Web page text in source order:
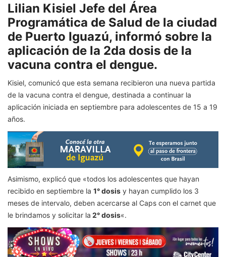
Lilian Kisiel Jefe del Área
Programática de Salud de la ciudad
de Puerto Iguazú, informó sobre la
aplicación de la 2da dosis de la
vacuna contra el dengue.
Kisiel, comunicó que esta semana recibieron una nueva partida
de la vacuna contra el dengue, destinada a continuar la
aplicación iniciada en septiembre para adolescentes de 15 a 19
años.
Asimismo, explicó que «todos los adolescentes que hayan
recibido en septiembre la 1° dosis y hayan cumplido los 3
meses de intervalo, deben acercarse al Caps con el carnet que
le brindamos y solicitar la 2° dosis«.